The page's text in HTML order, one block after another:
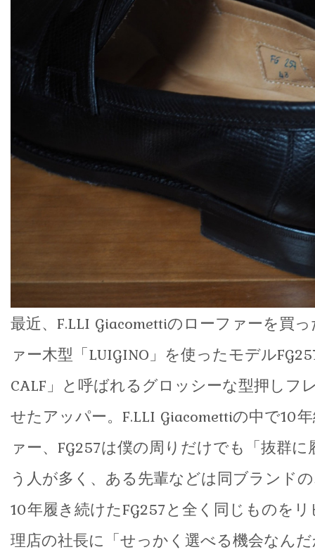
最近、F.LLI Giacomettiのローファーを買
ァー木型「LUIGINO」を使ったモデル
CALF」と呼ばれるグロッシーな型押しフ
せたアッパー。F.LLI Giacomettiの中で10
ァー、FG257は僕の周りだけでも「抜群
う人が多く、ある先輩などは同ブランド
10年履き続けたFG257と全く同じものを
理店の社長に「せっかく選べる機会なん